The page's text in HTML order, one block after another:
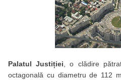
Palatul Justiției, o clădire
octagonală cu diametru de 112